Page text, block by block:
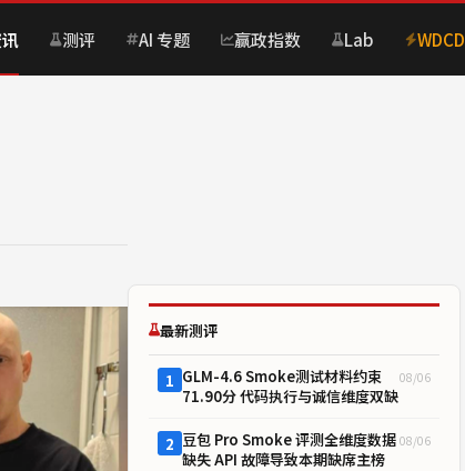
测评 AI 专题 赢政指数 Lab WDCD
最新测评
1 GLM-4.6 Smoke测试材料约束
71.90分 代码执行与诚信维度双缺
08/06
2 豆包 Pro Smoke 评测全维度数据
缺失 API 故障导致本期缺席主榜
08/06